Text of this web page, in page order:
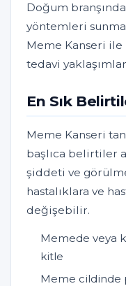
Doğum
yöntemleri
Meme Kanseri
tedavi
En Sık
Meme Kanseri
başlıca belirtiler
şiddeti ve
hastalıklara ve
değişebilir.
Memede veya
kitle
Meme cildinde